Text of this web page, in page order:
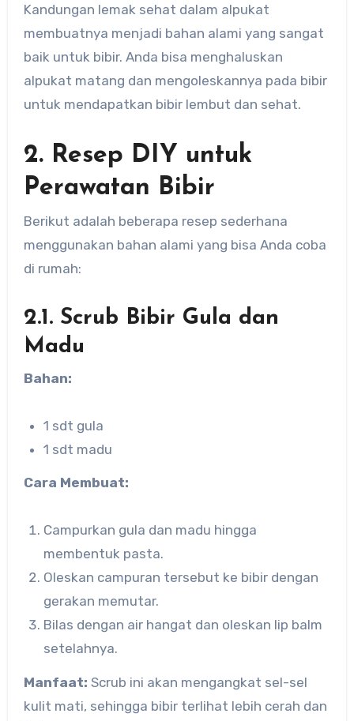
Kandungan lemak sehat dalam alpukat
membuatnya menjadi bahan alami yang sangat
baik untuk bibir. Anda bisa menghaluskan
alpukat matang dan mengoleskannya pada bibir
untuk mendapatkan bibir lembut dan sehat.
2. Resep DIY untuk
Perawatan Bibir
Berikut adalah beberapa resep sederhana
menggunakan bahan alami yang bisa Anda coba
di rumah:
2.1. Scrub Bibir Gula dan
Madu
Bahan:
1 sdt gula
1 sdt madu
Cara Membuat:
Campurkan gula dan madu hingga
membentuk pasta.
Oleskan campuran tersebut ke bibir dengan
gerakan memutar.
Bilas dengan air hangat dan oleskan lip balm
setelahnya.
Manfaat: Scrub ini akan mengangkat sel-sel
kulit mati, sehingga bibir terlihat lebih cerah dan